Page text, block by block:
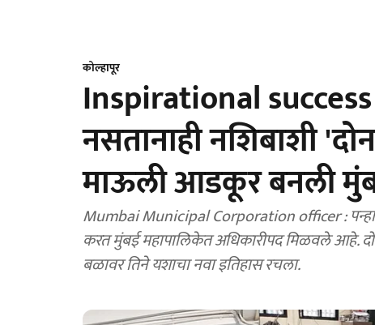
कोल्हापूर
Inspirational success
नसतानाही नशिबाशी
माऊली आडकूर बनली
Mumbai Municipal Corporation officer :
करत मुंबई महापालिकेत अधिकारीपद मिळवले आहे.
बळावर तिने यशाचा नवा इतिहास रचला.